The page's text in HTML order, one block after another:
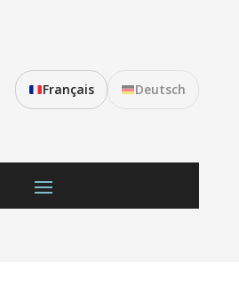
Français Deutsch